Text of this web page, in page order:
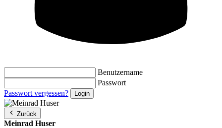
Benutzername
Passwort
Passwort vergessen?
Zurück
Meinrad Huser